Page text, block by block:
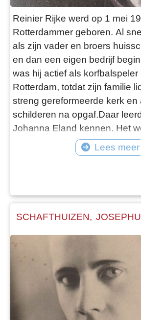
Reinier Rijke werd op 1 mei
Rotterdammer geboren. Al
als zijn vader en broers
en dan een eigen bedrijf
was hij actief als korfbalspeler
Rotterdam, totdat zijn familie
streng gereformeerde kerk en
schilderen na opgaf.Daar
Johanna Eland kennen. Het
tweetal. Ze waren samen
twee kinderen.Maar de
korporaal, maar werd later u
Lees meer
SCHAFTHUIZEN,